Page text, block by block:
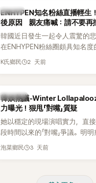
的單方面騷擾。如今，韓媒《
曝光雙方77通電話的錄音內容
度承認自己過去曾是SHINee、
團體的「站姐」，事件持續延燒。
K-POP
ENHYPEN知名粉絲直播輕生
後原因 親友痛喊：請不要再
韓國近日發生一起令人震驚的
在ENHYPEN粉絲圈頗具知名度
粉絲，日前在TikTok直播期間輕
止揣測，盼逝者安息。
K氏鄉民 2 天前
熱議討論
韓娛熱議-Winter
力曝光！狠甩「對嘴」質疑
她以穩定的現場演唱實力，直
段時間以來的「對嘴」爭議。明
骨頭，怎麼還能唱出這麼驚人的
泡菜鄉民 3 天前